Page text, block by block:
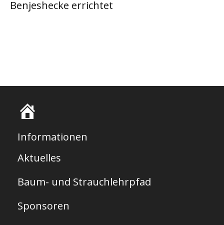
Benjeshecke errichtet
r
t
s
Informationen
Aktuelles
Baum- und Strauchlehrpfad
Sponsoren